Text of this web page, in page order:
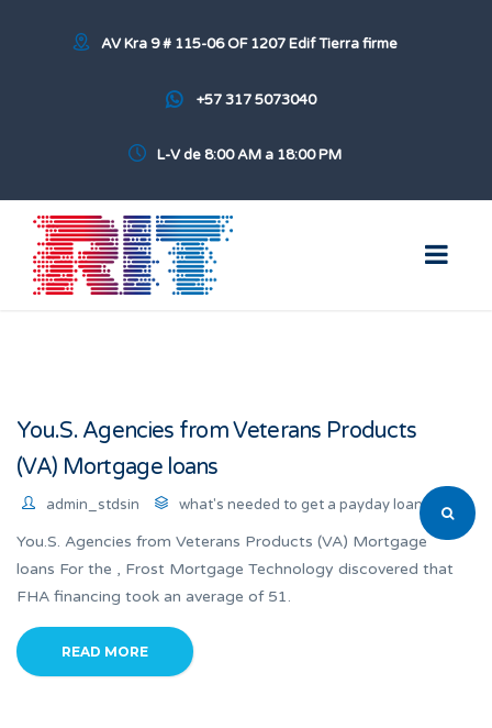
AV Kra 9 # 115-06 OF 1207 Edif Tierra firme
+57 317 5073040
L-V de 8:00 AM a 18:00 PM
You.S. Agencies from Veterans Products
(VA) Mortgage loans
admin_stdsin what's needed to get a payday loan
You.S. Agencies from Veterans Products (VA) Mortgage
loans For the , Frost Mortgage Technology discovered that
FHA financing took an average of 51.
READ MORE